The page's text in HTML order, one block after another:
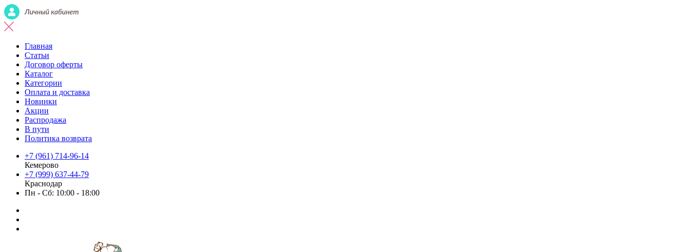
Главная
Статьи
Договор оферты
Каталог
Категории
Оплата и доставка
Новинки
Акции
Распродажа
В пути
Политика возврата
+7 (961) 714-96-14
Кемерово
+7 (999) 637-44-79
Краснодар
Пн - Сб: 10:00 - 18:00